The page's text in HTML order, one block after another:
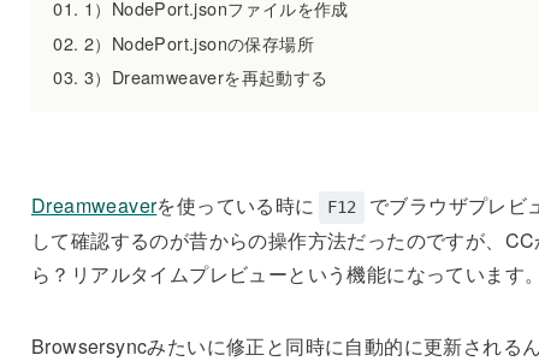
1）NodePort.jsonファイルを作成
2）NodePort.jsonの保存場所
3）Dreamweaverを再起動する
Dreamweaverを使っている時に F12
でブラウザプレビ
して確認するのが昔からの操作方法だったのですが、
ら？リアルタイムプレビューという機能になっています
Browsersyncみたいに修正と同時に自動的に更新される